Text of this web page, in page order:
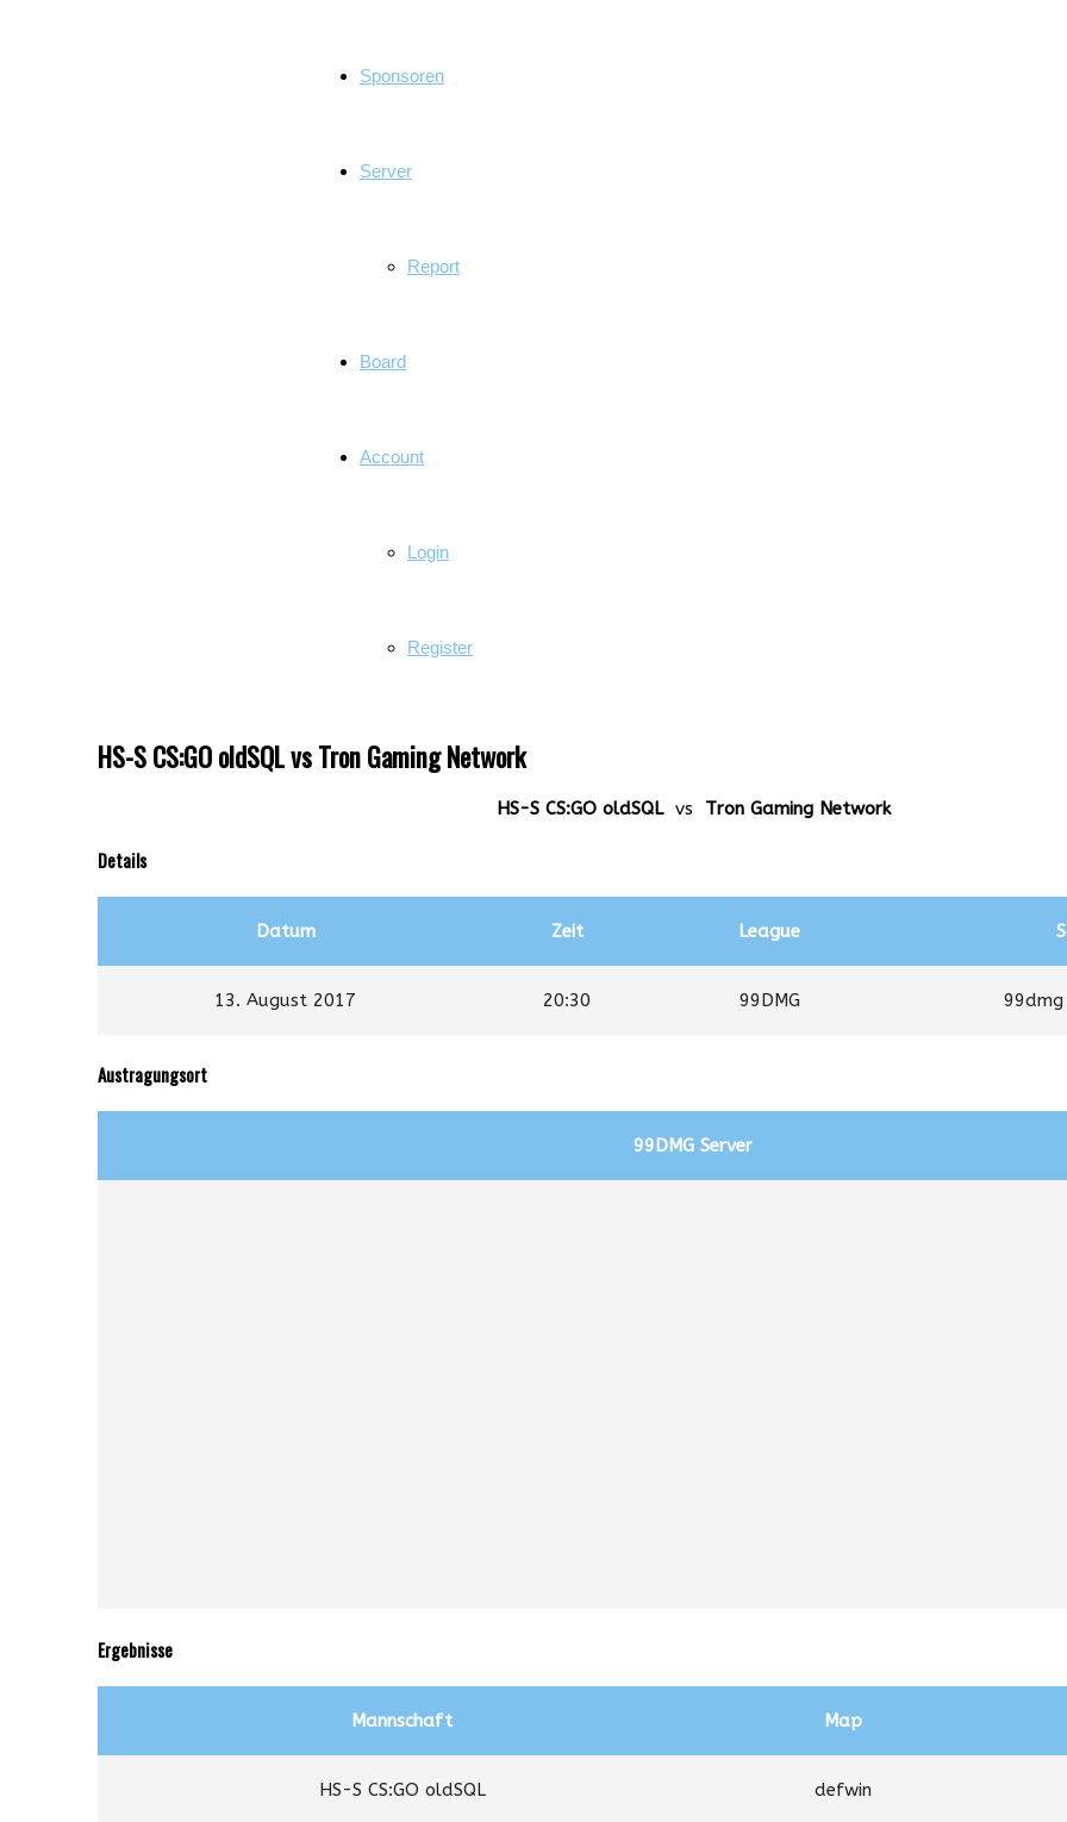
Sponsoren
Server
Report
Board
Account
Login
Register
HS-S CS:GO oldSQL vs Tron Gaming Network
HS-S CS:GO oldSQL vs Tron Gaming Network
Details
Datum Zeit League
13. August 2017 20:30 99DMG
Austragungsort
99DMG Server
Ergebnisse
Mannschaft Map
HS-S CS:GO oldSQL defwin